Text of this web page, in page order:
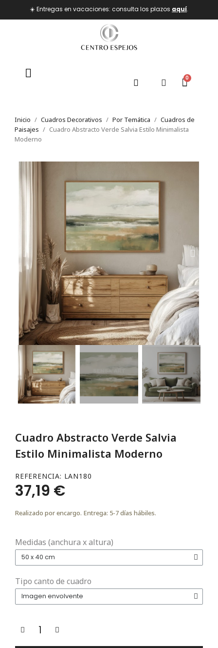
☀️ Entregas en vacaciones: consulta los plazos aquí.
Inicio Cuadros Decorativos Por Temática
Cuadros de
Paisajes
Cuadro Abstracto Verde Salvia Estilo Minimalista
Moderno
Cuadro Abstracto Verde Salvia
Estilo Minimalista Moderno
REFERENCIA LAN180
37,19 €
Realizado por encargo. Entrega: 5-7 días hábiles.
Medidas (anchura x altura)
Tipo canto de cuadro